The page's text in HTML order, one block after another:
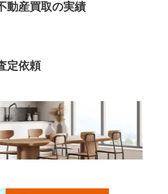
動産買取の実績
定依頼